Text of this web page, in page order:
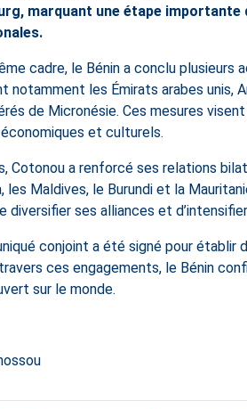
marquant une étape
cadre, le Bénin a conclu
notamment les Émirats arabes unis,
de Micronésie. Ces mesures
et culturels.
Cotonou a renforcé ses relations
les Maldives, le Burundi et la
diversifier ses alliances et
conjoint a été signé pour
ces engagements, le Bénin
sur le monde.